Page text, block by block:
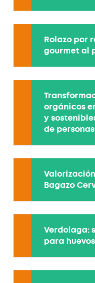
Rolazo por
gourmet al
orgánicos
y sostenibles: impacto en la salud
de
Bagazo
Verdolaga:
para